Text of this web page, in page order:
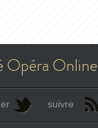
Opéra Online
suivre